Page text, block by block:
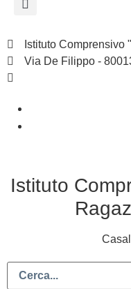
Istituto Comprensivo
Via De Filippo -
Istituto